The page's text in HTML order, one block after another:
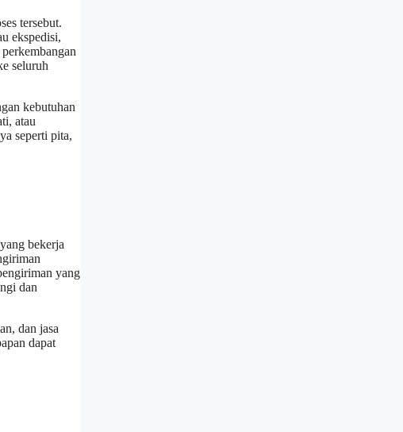
tersebut.
ekspedisi,
seluruh
kebutuhan
atau
seperti pita,
bekerja
yang
dan
dan jasa
dapat